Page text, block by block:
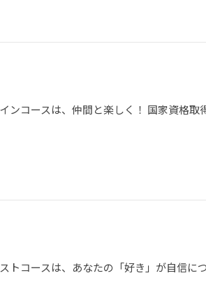
ンコースは、仲間と楽しく！ 国家資格取
トコースは、あなたの「好き」が自信に